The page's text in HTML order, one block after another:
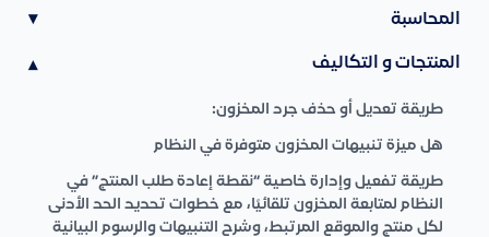
المحاسبة ▾
المنتجات و التكاليف ▾
طريقة تعديل أو حذف جرد المخزون:
هل ميزة تنبيهات المخزون متوفرة في النظام
طريقة تفعيل وإدارة خاصية “نقطة إعادة طلب المنتج” في
النظام لمتابعة المخزون تلقائيًا، مع خطوات تحديد الحد الأدنى
لكل منتج والموقع المرتبط، وشرح التنبيهات والرسوم البيانية